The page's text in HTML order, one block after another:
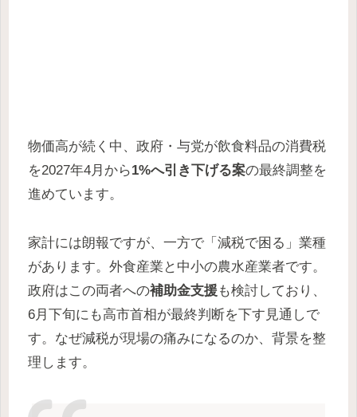
物価高が続く中、政府・与党が飲食料品の消費税
を2027年4月から1%へ引き下げる案の最終調整を
進めています。
家計には朗報ですが、一方で「減税で困る」業種
があります。外食産業と中小の農水産業者です。
政府はこの両者への補助金支援も検討しており、
6月下旬にも高市首相が最終判断を下す見通しで
す。なぜ減税が現場の痛みになるのか、背景を整
理します。